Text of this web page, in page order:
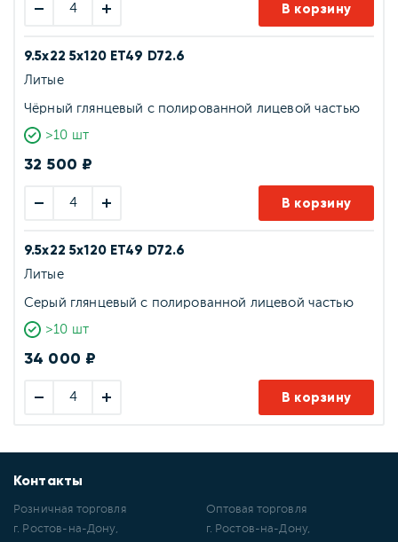
В корзину
9.5x22 5x120 ET49 D72.6
Литые
Чёрный глянцевый с полированной лицевой частью
>10 шт
32 500 ₽
В корзину
9.5x22 5x120 ET49 D72.6
Литые
Серый глянцевый с полированной лицевой частью
>10 шт
34 000 ₽
В корзину
Контакты
Розничная торговля
г. Ростов-на-Дону,
Оптовая торговля
г. Ростов-на-Дону,